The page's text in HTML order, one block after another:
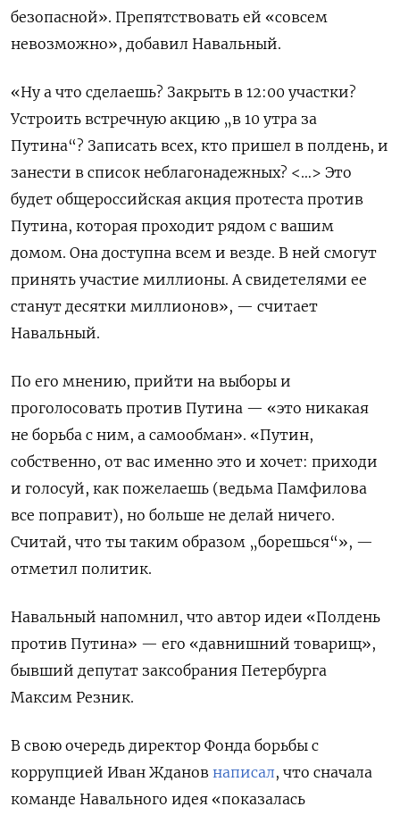
безопасной». Препятствовать ей «совсем
невозможно», добавил Навальный.
«Ну а что сделаешь? Закрыть в 12:00 участки?
Устроить встречную акцию „в 10 утра за
Путина“? Записать всех, кто пришел в полдень, и
занести в список неблагонадежных? <…> Это
будет общероссийская акция протеста против
Путина, которая проходит рядом с вашим
домом. Она доступна всем и везде. В ней смогут
принять участие миллионы. А свидетелями ее
станут десятки миллионов», — считает
Навальный.
По его мнению, прийти на выборы и
проголосовать против Путина — «это никакая
не борьба с ним, а самообман». «Путин,
собственно, от вас именно это и хочет: приходи
и голосуй, как пожелаешь (ведьма Памфилова
все поправит), но больше не делай ничего.
Считай, что ты таким образом „борешься“», —
отметил политик.
Навальный напомнил, что автор идеи «Полдень
против Путина» — его «давнишний товарищ»,
бывший депутат заксобрания Петербурга
Максим Резник.
В свою очередь директор Фонда борьбы с
коррупцией Иван Жданов написал, что сначала
команде Навального идея «показалась